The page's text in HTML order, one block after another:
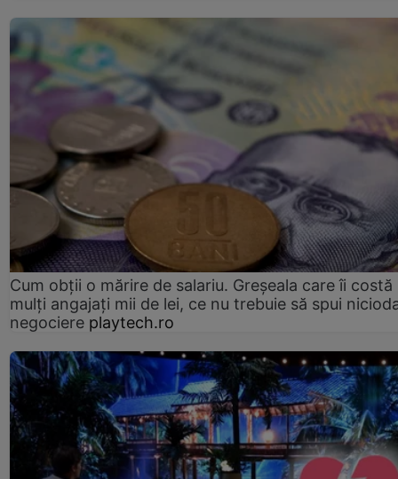
Cum obții o mărire de salariu. Greșeala care îi costă
mulți angajați mii de lei, ce nu trebuie să spui
negociere playtech.ro